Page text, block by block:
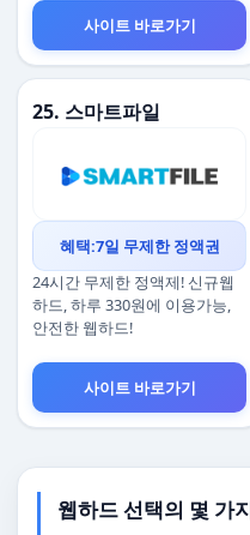
사이트 바로가기
25. 스마트파일
혜택:7일 무제한 정액권
24시간 무제한 정액제! 신규웹
하드, 하루 330원에 이용가능,
안전한 웹하드!
사이트 바로가기
웹하드 선택의 몇 가